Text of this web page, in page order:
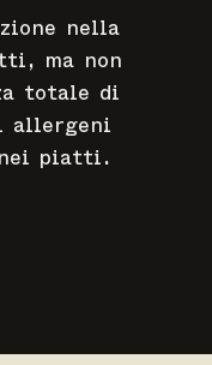
nella
ma non
totale di
allergeni
nei piatti.